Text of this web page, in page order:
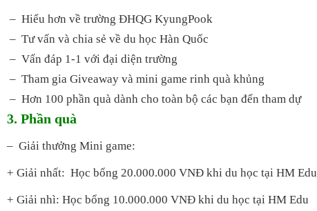
– Hiểu hơn về trường ĐHQG KyungPook
– Tư vấn và chia sẻ về du học Hàn Quốc
– Vấn đáp 1-1 với đại diện trường
– Tham gia Giveaway và mini game rinh quà khủng
– Hơn 100 phần quà dành cho toàn bộ các bạn đến tham dự
3. Phần quà
– Giải thưởng Mini game:
+ Giải nhất: Học bổng 20.000.000 VNĐ khi du học tại HM Edu
+ Giải nhì: Học bổng 10.000.000 VNĐ khi du học tại HM Edu